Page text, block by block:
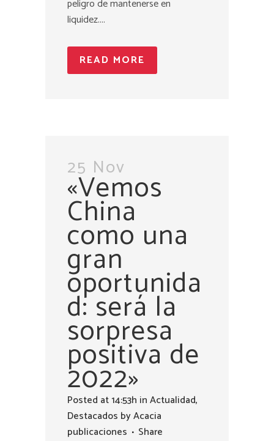
peligro de mantenerse en
liquidez....
READ MORE
25 Nov
«Vemos
China
como una
gran
oportunida
d: será la
sorpresa
positiva de
2022»
Posted at 14:53h inActualidad,
Destacados byAcacia
publicaciones
Share